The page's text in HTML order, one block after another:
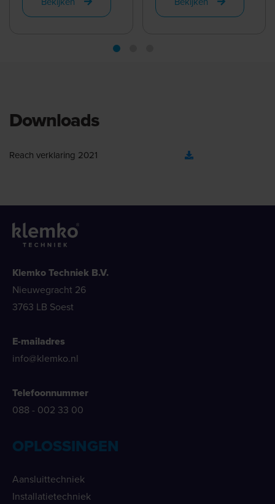
Downloads
Reach verklaring 2021
Klemko Techniek B.V.
Nieuwegracht 26
3763 LB Soest
E-mailadres
info@klemko.nl
Telefoonnummer
088 - 002 33 00
OPLOSSINGEN
Aansluittechniek
Installatietechniek